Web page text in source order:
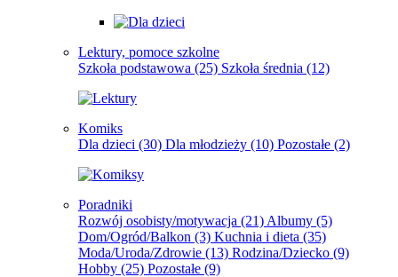
Lektury, pomoce szkolne
Szkoła podstawowa (25) Szkoła średnia (12)
Komiks
Dla dzieci (30) Dla młodzieży (10) Pozostałe (2)
Poradniki
Rozwój osobisty/motywacja (21) Albumy (5)
Dom/Ogród/Balkon (3) Kuchnia i dieta (35)
Moda/Uroda/Zdrowie (13) Rodzina/Dziecko (9)
Hobby (25) Pozostałe (9)